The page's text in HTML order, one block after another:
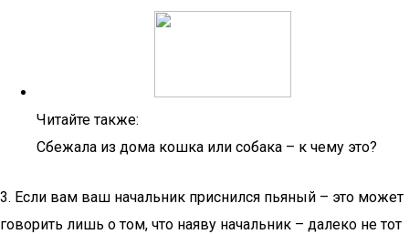
Читайте также:
Сбежала из дома кошка или собака – к чему это?
3. Если вам ваш начальник приснился пьяный – это может
говорить лишь о том, что наяву начальник – далеко не тот